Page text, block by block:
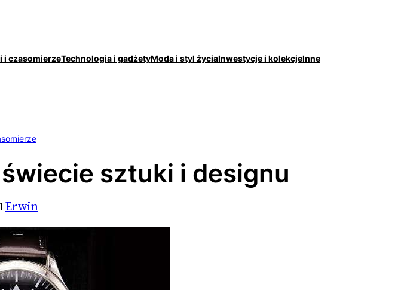
i czasomierzeTechnologia i gadżetyModa i styl życiaInwestycje i kolekcjeInne
sztuki i designu
Erwin